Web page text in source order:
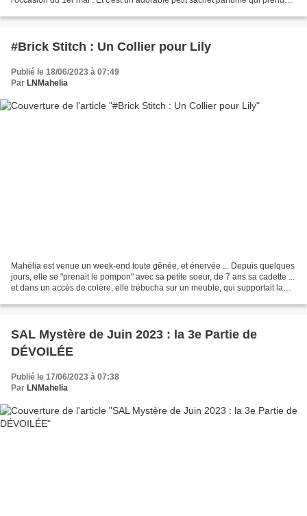
#Brick Stitch : Un Collier pour Lily
Publié le 18/06/2023 à 07:49
Par LNMahelia
Mahélia est venue un week-end toute gênée, et énervée ... Depuis quelques
jours, elle se "prenait le pompon" avec sa petite soeur, de 7 ans sa cadette ...
et dans un accès de colère, elle trébucha sur un meuble, qui supportait la
SAL Mystère de Juin 2023 : la 3e Partie de
DÉVOILÉE
Publié le 17/06/2023 à 07:38
Par LNMahelia